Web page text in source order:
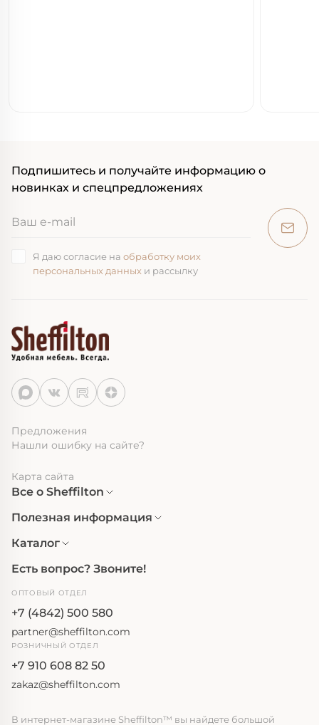
Подпишитесь и получайте информацию о
новинках и спецпредложениях
Я даю согласие на обработку моих
персональных данных и рассылку
Предложения
Нашли ошибку на сайте?
Карта сайта
Все о Sheffilton
Полезная информация
Каталог
Есть вопрос? Звоните!
ОПТОВЫЙ ОТДЕЛ
+7 (4842) 500 580
partner@sheffilton.com
РОЗНИЧНЫЙ ОТДЕЛ
+7 910 608 82 50
zakaz@sheffilton.com
В интернет-магазине Sheffilton™ вы найдете большой